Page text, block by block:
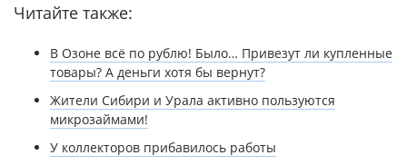
Читайте также:
В Озоне всё по рублю! Было… Привезут ли купленные
товары? А деньги хотя бы вернут?
Жители Сибири и Урала активно пользуются
микрозаймами!
У коллекторов прибавилось работы